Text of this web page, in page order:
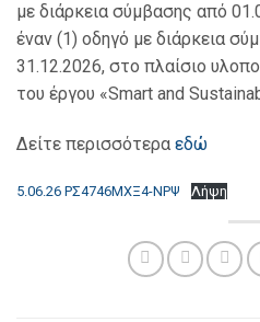
με διάρκεια σύμβασης από
έναν (1) οδηγό με διάρκεια
31.12.2026, στο πλαίσιο
του έργου «Smart and
Δείτε περισσότερα εδώ
5.06.26 ΡΣ4746ΜΧΞ4-ΝΡΨ Λήψη